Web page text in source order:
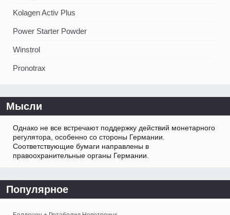
Kolagen Activ Plus
Power Starter Powder
Winstrol
Pronotrax
Мысли
Однако не все встречают поддержку действий монетарного
регулятора, особенно со стороны Германии.
Соответствующие бумаги направлены в
правоохранительные органы Германии.
Популярное